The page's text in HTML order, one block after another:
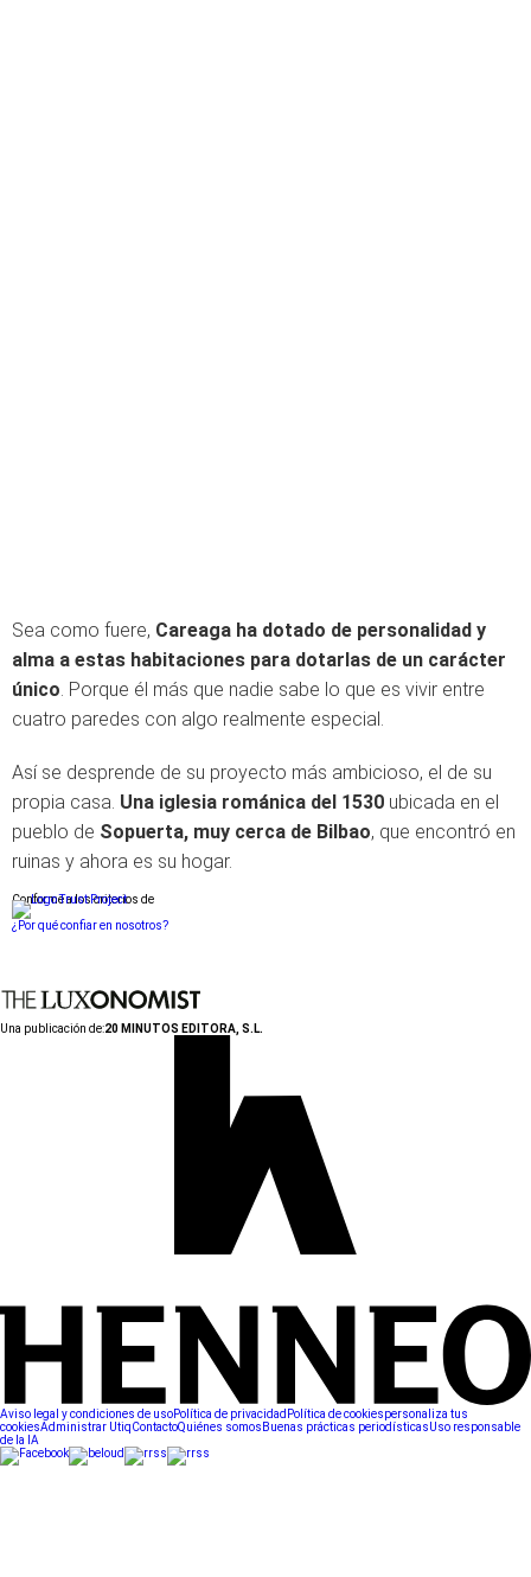
Sea como fuere, Careaga ha dotado de personalidad y
alma a estas habitaciones para dotarlas de un carácter
único. Porque él más que nadie sabe lo que es vivir entre
cuatro paredes con algo realmente especial.
Así se desprende de su proyecto más ambicioso, el de su
propia casa. Una iglesia románica del 1530 ubicada en el
pueblo de Sopuerta, muy cerca de Bilbao, que encontró en
ruinas y ahora es su hogar.
Conforme a los criterios de
¿Por qué confiar en nosotros?
Una publicación de:20 MINUTOS EDITORA, S.L.
Aviso legal y condiciones de usoPolítica de privacidad Política de cookiespersonaliza tus
cookiesAdministrar UtiqContactoQuiénes somos Buenas prácticas periodísticasUso responsable
de la IA